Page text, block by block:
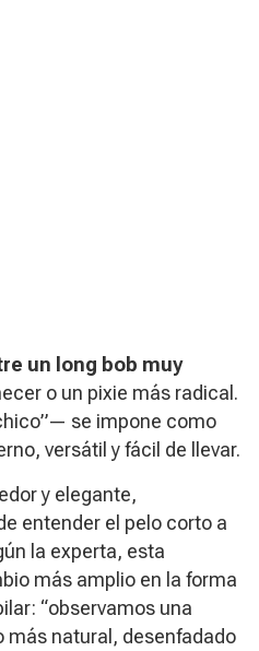
un long bob muy
o un pixie más radical.
se impone como
versátil y fácil de llevar.
y elegante,
entender el pelo corto a
la experta, esta
más amplio en la forma
“observamos una
natural, desenfadado